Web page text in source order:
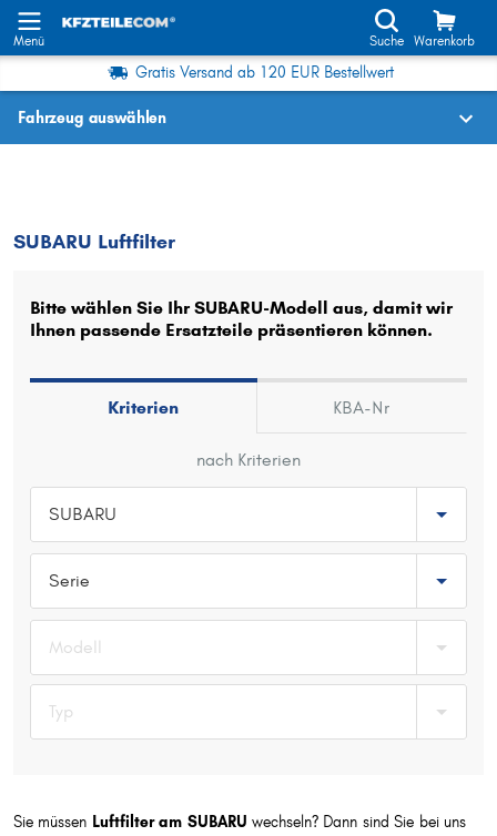
Menü Suche Warenkorb
Gratis Versand ab 120 EUR Bestellwert
Fahrzeug auswählen
Wo finde ich die?
Oder
Hersteller wählen
Typ wählen
SUBARU Luftfilter
Bitte wählen Sie Ihr SUBARU-Modell aus, damit wir
Ihnen passende Ersatzteile präsentieren können.
Kriterien KBA-Nr
nach Kriterien
SUBARU
Serie
Modell
Typ
Sie müssen Luftfilter am SUBARU wechseln? Dann sind Sie bei uns